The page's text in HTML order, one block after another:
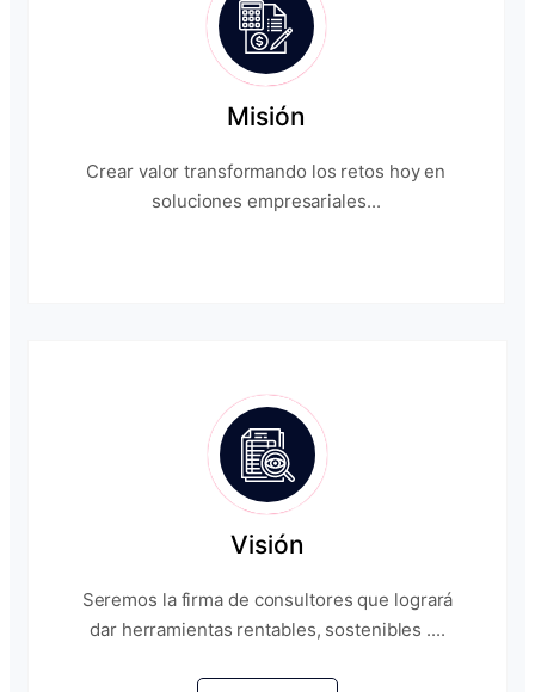
Misión
Crear valor transformando los retos hoy en
soluciones empresariales...
Visión
Seremos la firma de consultores que logrará
dar herramientas rentables, sostenibles ....